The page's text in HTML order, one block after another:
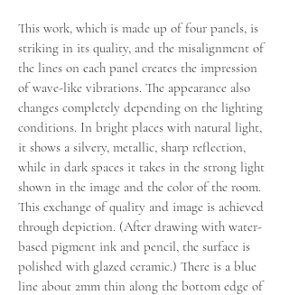
This work, which is made up of four panels, is
striking in its quality, and the misalignment of
the lines on each panel creates the impression
of wave-like vibrations. The appearance also
changes completely depending on the lighting
conditions. In bright places with natural light,
it shows a silvery, metallic, sharp reflection,
while in dark spaces it takes in the strong light
shown in the image and the color of the room.
This exchange of quality and image is achieved
through depiction. (After drawing with water-
based pigment ink and pencil, the surface is
polished with glazed ceramic.) There is a blue
line about 2mm thin along the bottom edge of